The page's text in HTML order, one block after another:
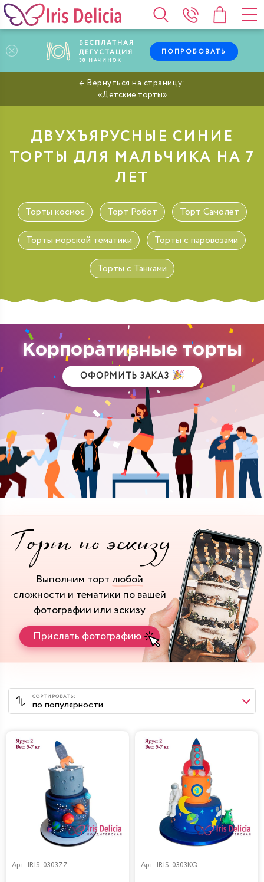
БЕСПЛАТНАЯ
ДЕГУСТАЦИЯ
30 НАЧИНОК
ПОПРОБОВАТЬ
Детские торты
ДВУХЪЯРУСНЫЕ СИНИЕ
ТОРТЫ ДЛЯ МАЛЬЧИКА НА 7
ЛЕТ
Торты космос Торт Робот Торт Самолет
Торты морской тематики Торты с паровозами
Торты с Танками
Корпоративные торты
ОФОРМИТЬ ЗАКАЗ
Выполним торт любой
сложности и тематики по вашей
фотографии или эскизу
Прислать фотографию
Арт. IRIS-0303ZZ Арт. IRIS-0303KQ